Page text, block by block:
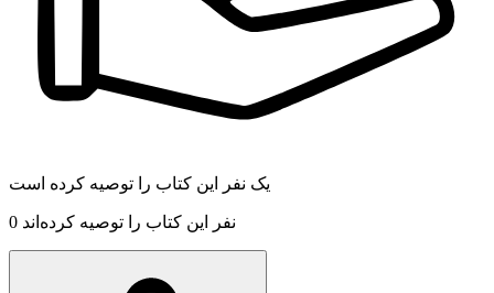
یک نفر این کتاب را توصیه کرده است
0 نفر این کتاب را توصیه کرده‌اند